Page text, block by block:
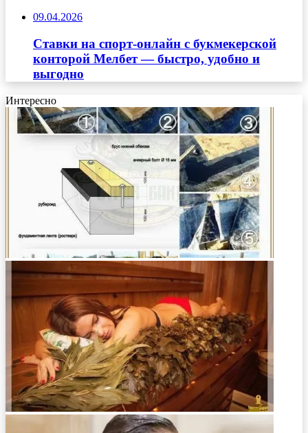
09.04.2026
Ставки на спорт-онлайн с букмекерской
конторой Мелбет — быстро, удобно и
выгодно
Интересно